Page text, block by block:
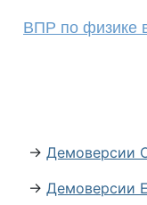
ВПР по физике
→ Демоверсии
→ Демоверсии